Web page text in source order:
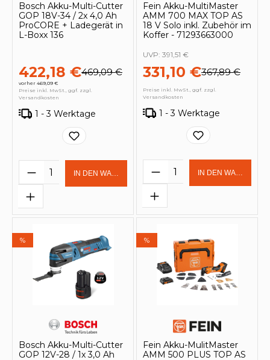
Bosch Akku-Multi-Cutter
GOP 18V-34 / 2x 4,0 Ah
ProCORE + Ladegerät in
L-Boxx 136
422,18 €469,09 €
vorher 469,09 €
Preise inkl. MwSt., ggf. zzgl.
Versandkosten
1 - 3 Werktage
Produkt Anzahl: Gib den
IN DEN WARENKORB
Fein Akku-MultiMaster
AMM 700 MAX TOP AS
18 V Solo inkl. Zubehör im
Koffer - 71293663000
331,10 €367,89 €
UVP: 391,51 €
Preise inkl. MwSt., ggf. zzgl.
Versandkosten
1 - 3 Werktage
Produkt Anzahl:
IN DEN
%
Bosch Akku-Multi-Cutter
GOP 12V-28 / 1x 3,0 Ah
%
Fein Akku-MulitMaster
AMM 500 PLUS TOP AS